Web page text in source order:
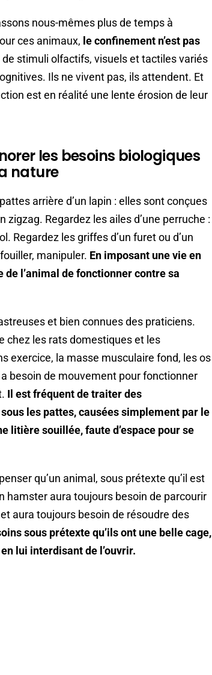
nous-mêmes plus de temps à
ces animaux, le confinement n’est pas
de stimuli olfactifs, visuels et tactiles variés
Ils ne vivent pas, ils attendent. Et
est en réalité une lente érosion de leur
les besoins biologiques
nature
arrière d’un lapin : elles sont conçues
zigzag. Regardez les ailes d’une perruche :
Regardez les griffes d’un furet ou d’un
manipuler. En imposant une vie en
de l’animal de fonctionner contre sa
et bien connues des praticiens.
chez les rats domestiques et les
exercice, la masse musculaire fond, les os
besoin de mouvement pour fonctionner
Il est fréquent de traiter des
les pattes, causées simplement par le
litière souillée, faute d’espace pour se
qu’un animal, sous prétexte qu’il est
hamster aura toujours besoin de parcourir
aura toujours besoin de résoudre des
sous prétexte qu’ils ont une belle cage,
lui interdisant de l’ouvrir.